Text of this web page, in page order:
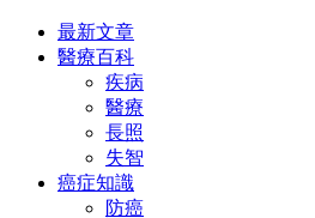
最新文章
醫療百科
疾病
醫療
長照
失智
癌症知識
防癌